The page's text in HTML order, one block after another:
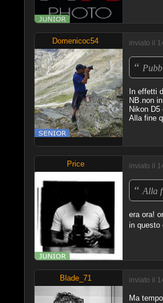
Domenicoc54 inviato il
“
In effetti
NB.non
Nikon D5
Alla fine
Price inviato il
“ Alla
era ora!
in questo
Blade_71 inviato il
Ma